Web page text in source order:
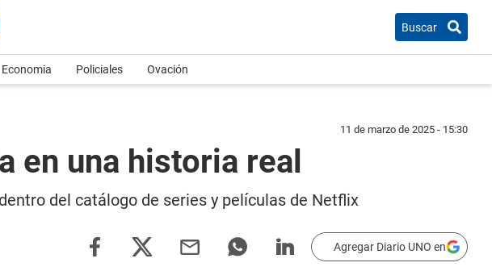
Buscar
Economia Policiales Ovación
11 de marzo de 2025 - 15:30
en una historia real
del catálogo de series y películas de Netflix
Agregar Diario UNO en